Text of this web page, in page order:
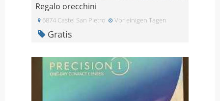
Regalo orecchini
6874 Castel San Pietro Vor einigen Tagen
Gratis